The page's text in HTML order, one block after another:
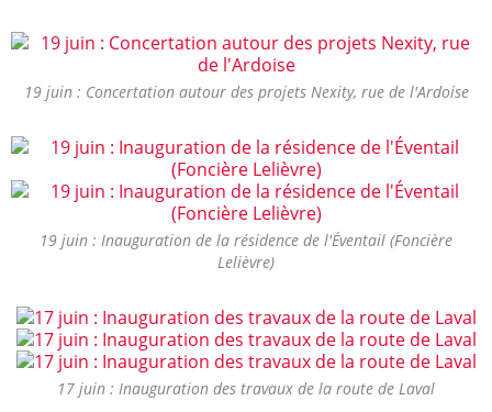
19 juin : Concertation autour des projets Nexity, rue de l'Ardoise
19 juin : Inauguration de la résidence de l'Éventail (Foncière
Lelièvre)
17 juin : Inauguration des travaux de la route de Laval